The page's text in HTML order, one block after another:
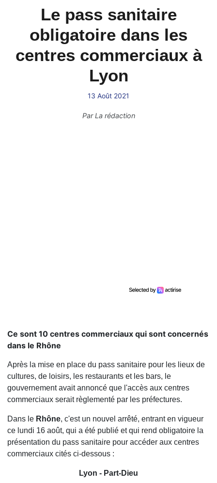
Le pass sanitaire
obligatoire dans les
centres commerciaux à
Lyon
13 Août 2021
ParLa rédaction
Ce sont 10 centres commerciaux qui sont concernés
dans le Rhône
Après la mise en place du pass sanitaire pour les lieux de
cultures, de loisirs, les restaurants et les bars, le
gouvernement avait annoncé que l'accès aux centres
commerciaux serait règlementé par les préfectures.
Dans le Rhône, c'est un nouvel arrêté, entrant en vigueur
ce lundi 16 août, qui a été publié et qui rend obligatoire la
présentation du pass sanitaire pour accéder aux centres
commerciaux cités ci-dessous :
Lyon - Part-Dieu